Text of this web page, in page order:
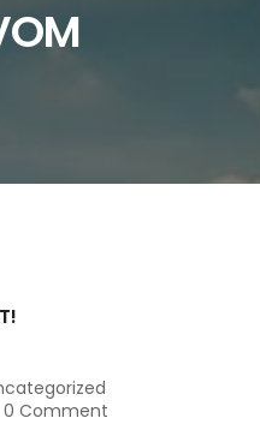
0 Comment